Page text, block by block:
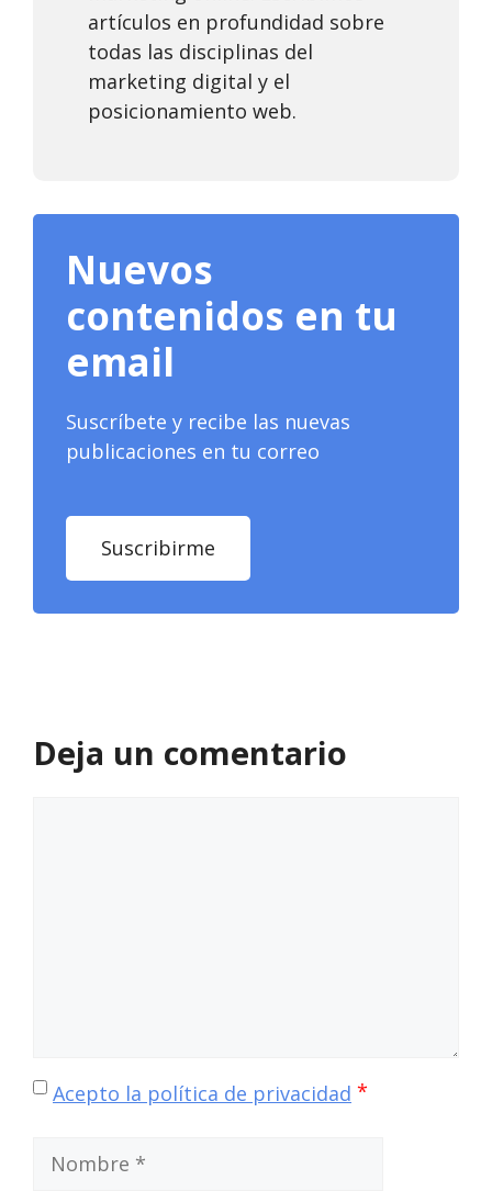
artículos en profundidad sobre
todas las disciplinas del
marketing digital y el
posicionamiento web.
Nuevos
contenidos en tu
email
Suscríbete y recibe las nuevas
publicaciones en tu correo
Suscribirme
Deja un comentario
Acepto la política de privacidad *
Nombre